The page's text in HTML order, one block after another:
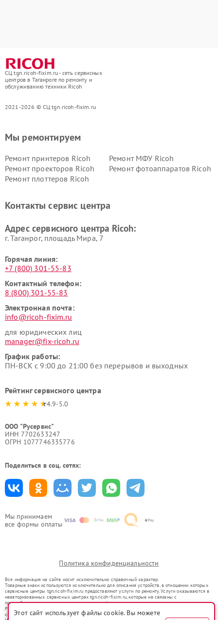
СЦ tgn.ricoh-fixim.ru - сеть сервисных
центров в Таганроге по ремонту и
обслуживанию техники Ricoh
2021-2026 © СЦ tgn.ricoh-fixim.ru
Мы принимаем
все формы оплаты
Мы ремонтируем
Ремонт принтеров Ricoh
Ремонт МФУ Ricoh
Ремонт проекторов Ricoh
Ремонт фотоаппаратов Ricoh
Ремонт плоттеров Ricoh
Контакты сервис центра
Адрес сервисного центра Ricoh:
г. Таганрог, площадь Мира, 7
Горячая линия:
+7 (800) 301-55-83
Контактный телефон:
8 (800) 301-55-83
Электронная почта:
info@ricoh-fixim.ru
для юридических лиц
manager@fix-ricoh.ru
График работы:
ПН-ВСК с 9:00 до 21:00 без перерывов и выходных
Рейтинг сервисного центра
4.9-5.0
ООО "Русервис"
ИНН 7702633247
ОГРН 1077746335776
Поделиться в соц. сетях:
Политика конфиденциальности
Вся информация на сайте носит исключительно справочный характер.
Товарные знаки используются исключительно для описания устройств, в отношении которых
сервисные центры tgn.ricoh-fixim.ru предоставляют услуги по ремонту. Услуги оказываются в
неавторизованных сервисных центрах tgn.ricoh-fixim.ru, которые не связаны с
правообладателями товарных знаков или их официальными представителями.
Ремонт осуществляется для устройств, уже введенных в гражданский оборот в соответствии
со статьей 1487 ГК РФ.
Этот сайт использует файлы cookie. Вы можете